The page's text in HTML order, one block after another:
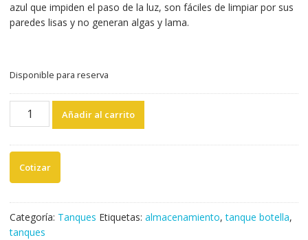
azul que impiden el paso de la luz, son fáciles de limpiar por sus
paredes lisas y no generan algas y lama.
Disponible para reserva
TANQUE
600
LITROS
PAVCO
cantidad
Añadir al carrito
Categoría: Tanques Etiquetas: almacenamiento,tanque botella,
tanques